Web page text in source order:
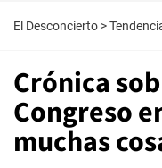
El Desconcierto >
Crónica
Congreso
muchas